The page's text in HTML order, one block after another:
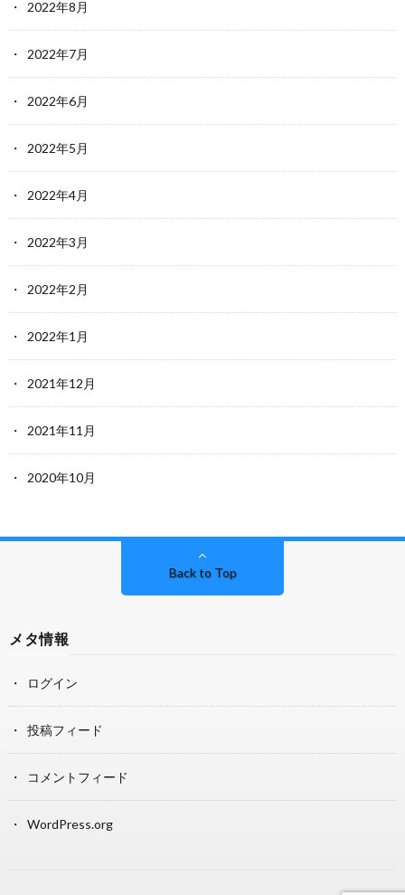
2022年8月
2022年7月
2022年6月
2022年5月
2022年4月
2022年3月
2022年2月
2022年1月
2021年12月
2021年11月
2020年10月
Back to Top
メタ情報
ログイン
投稿フィード
コメントフィード
WordPress.org